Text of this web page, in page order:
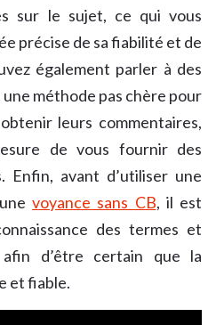
sur le sujet, ce qui vous
précise de sa fiabilité et de
également parler à des
méthode pas chère pour
leurs commentaires,
de vous fournir des
Enfin, avant d’utiliser une
voyance sans CB, il est
des termes et
d’être certain que la
et fiable.